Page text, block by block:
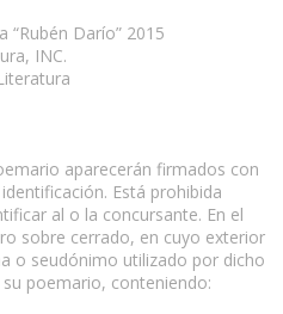
“Rubén Darío” 2015
INC.
aparecerán firmados con
Está prohibida
al o la concursante. En el
sobre cerrado, en cuyo exterior
o seudónimo utilizado por dicho
poemario, conteniendo: